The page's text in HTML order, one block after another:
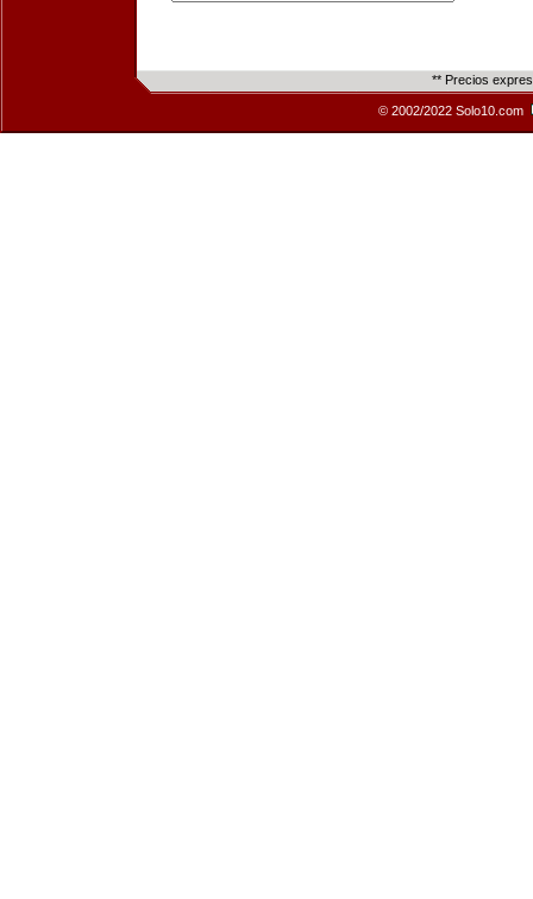
** Precios
© 2002/2022 Solo10.com